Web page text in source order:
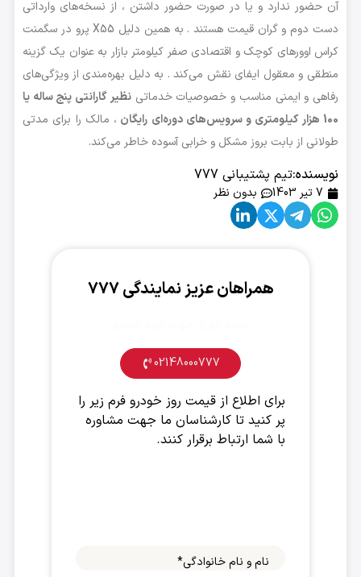
آن حضور ندارد و یا در صورت حضور داشتن ، از نسخه‌های وارداتی
دست دوم و گران قیمت هستند . به همین دلیل X55 پرو در سگمنت
کراس اوورهای کوچک و اقتصادی صفر کیلومتر بازار به عنوان یک گزینه
منطقی و معقول ایفای نقش می‌کند . به دلیل بهره‌مندی از ویژگی‌های
رفاهی و ایمنی مناسب و خصوصیات خدماتینظیر گارانتی پنج ساله یا
100 هزار کیلومتری و سرویس‌های دوره‌ای رایگان
، مالک را برای مدتی
طولانی از بابت بروز مشکل و خرابی آسوده خاطر می‌کند.
نویسنده:تیم پشتیبانی 777
7 تیر 1403 بدون نظر
همراهان عزیز نمایندگی ۷۷۷
02148000777
برای اطلاع از قیمت روز خودرو فرم زیر را
پر کنید تا کارشناسان ما جهت مشاوره
با شما ارتباط برقرار کنند.
نام و نام خانوادگی*